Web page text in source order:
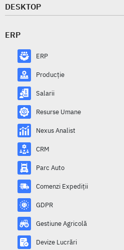
DESKTOP
ERP
ERP
Producție
Salarii
Resurse Umane
Nexus Analist
CRM
Parc Auto
Comenzi Expediții
GDPR
Gestiune Agricolă
Devize Lucrări